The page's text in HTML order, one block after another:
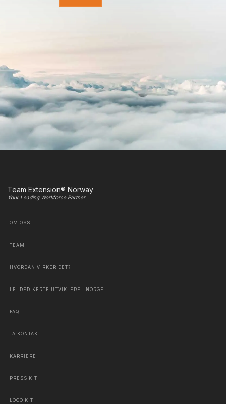
Team Extension® Norway
Your Leading Workforce Partner
OM OSS
TEAM
HVORDAN VIRKER DET?
LEI DEDIKERTE UTVIKLERE I NORGE
FAQ
TA KONTAKT
KARRIERE
PRESS KIT
LOGO KIT